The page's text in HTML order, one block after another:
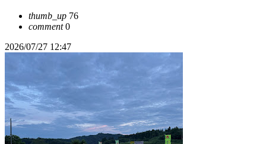
thumb_up 76
comment0
2026/07/27 12:47